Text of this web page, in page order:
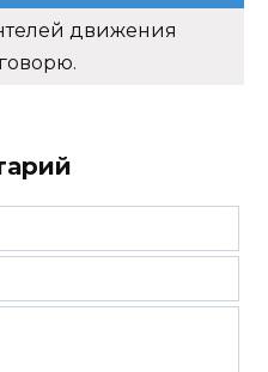
движения